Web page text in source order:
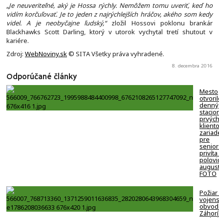
„Je neuveriteľné, aký je Hossa rýchly. Nemôžem tomu uveriť, keď ho
vidím korčuľovať. Je to jeden z najrýchlejších hráčov, akého som kedy
videl. A je neobyčajne ľudský,“zložil Hossovi poklonu brankár
Blackhawks Scott Darling, ktorý v utorok vychytal tretí shutout v
kariére.
Zdroj: WebNoviny.sk© SITA Všetky práva vyhradené.
8. decembra 2016
Odporúčané články
Mesto
denný
prvých
pre
privíta
FOTO